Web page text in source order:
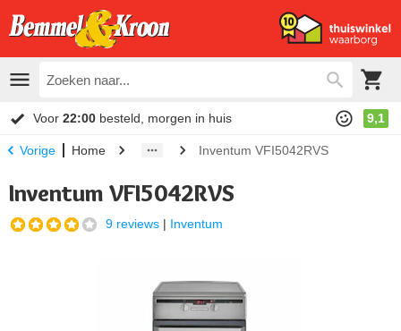
Voor 22:00 besteld, morgen in huis 9,1
Vorige Home Inventum VFI5042RVS
Inventum VFI5042RVS
9 reviews | Inventum